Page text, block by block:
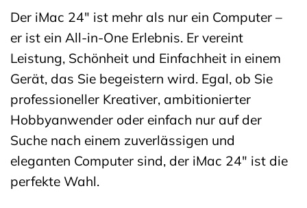
Der iMac 24″ ist mehr als nur ein Computer –
er ist ein All-in-One Erlebnis. Er vereint
Leistung, Schönheit und Einfachheit in einem
Gerät, das Sie begeistern wird. Egal, ob Sie
professioneller Kreativer, ambitionierter
Hobbyanwender oder einfach nur auf der
Suche nach einem zuverlässigen und
eleganten Computer sind, der iMac 24″ ist die
perfekte Wahl.